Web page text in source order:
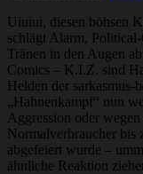
Uiuiui, diesen böhsen
schlägt Alarm,
Tränen in den Augen
Comics – K.I.Z. sind
Helden der
„Hahnenkampf“ nun
Aggression oder
Normalverbraucher
abgefeiert wurde –
ähnliche Reaktion